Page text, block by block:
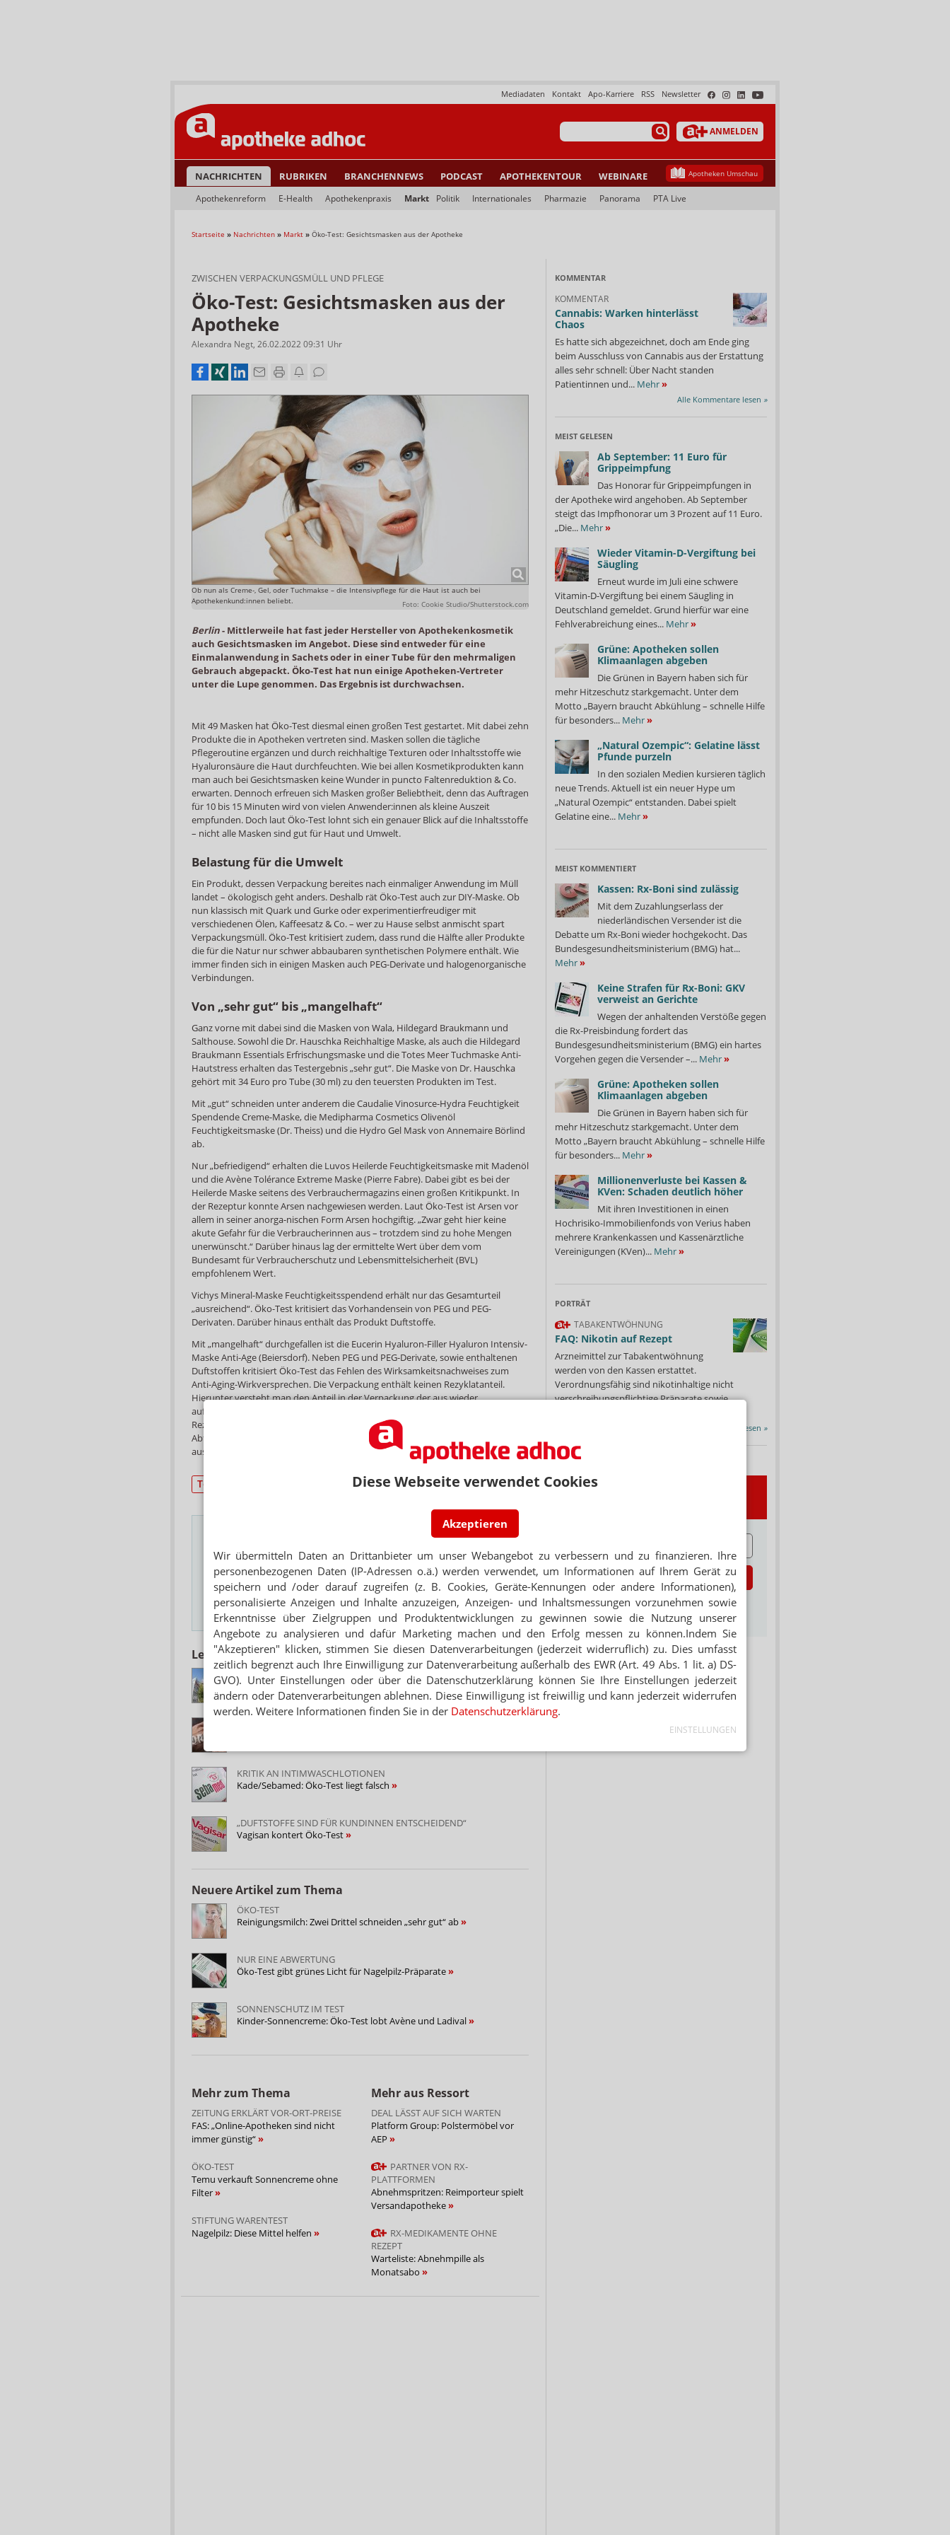
Diese Webseite verwendet Cookies
Akzeptieren
Wir übermitteln Daten an Drittanbieter um unser Webangebot zu verbessern und zu finanzieren. Ihre
personenbezogenen Daten (IP-Adressen o.ä.) werden verwendet, um Informationen auf Ihrem Gerät zu
speichern und /oder darauf zugreifen (z. B. Cookies, Geräte-Kennungen oder andere Informationen),
personalisierte Anzeigen und Inhalte anzuzeigen, Anzeigen- und Inhaltsmessungen vorzunehmen sowie
Erkenntnisse über Zielgruppen und Produktentwicklungen zu gewinnen sowie die Nutzung unserer
Angebote zu analysieren und dafür Marketing machen und den Erfolg messen zu können.Indem Sie
"Akzeptieren" klicken, stimmen Sie diesen Datenverarbeitungen (jederzeit widerruflich) zu. Dies umfasst
zeitlich begrenzt auch Ihre Einwilligung zur Datenverarbeitung außerhalb des EWR (Art. 49 Abs. 1 lit. a) DS-
GVO). Unter Einstellungen oder über die Datenschutzerklärung können Sie Ihre Einstellungen jederzeit
ändern oder Datenverarbeitungen ablehnen. Diese Einwilligung ist freiwillig und kann jederzeit widerrufen
werden. Weitere Informationen finden Sie in der Datenschutzerklärung.
EINSTELLUNGEN
Newsletter
RSS
Apo-Karriere
Kontakt
Mediadaten
ANMELDEN
NACHRICHTEN RUBRIKEN BRANCHENNEWS PODCAST APOTHEKENTOUR WEBINARE Apotheken Umschau
Apothekenreform E-Health Apothekenpraxis Markt Politik Internationales Pharmazie Panorama PTA Live
Startseite » Nachrichten » Markt » Öko-Test: Gesichtsmasken aus der Apotheke
ZWISCHEN VERPACKUNGSMÜLL UND PFLEGE
Öko-Test: Gesichtsmasken aus der
Apotheke
Alexandra Negt, 26.02.2022 09:31 Uhr
Ob nun als Creme-, Gel, oder Tuchmakse – die Intensivpflege für die Haut ist auch bei
Apothekenkund:innen beliebt.
Foto: Cookie Studio/Shutterstock.com
Berlin- Mittlerweile hat fast jeder Hersteller von Apothekenkosmetik
auch Gesichtsmasken im Angebot. Diese sind entweder für eine
Einmalanwendung in Sachets oder in einer Tube für den mehrmaligen
Gebrauch abgepackt. Öko-Test hat nun einige Apotheken-Vertreter
unter die Lupe genommen. Das Ergebnis ist durchwachsen.
Mit 49 Masken hat Öko-Test diesmal einen großen Test gestartet. Mit dabei zehn
Produkte die in Apotheken vertreten sind. Masken sollen die tägliche
Pflegeroutine ergänzen und durch reichhaltige Texturen oder Inhaltsstoffe wie
Hyaluronsäure die Haut durchfeuchten. Wie bei allen Kosmetikprodukten kann
man auch bei Gesichtsmasken keine Wunder in puncto Faltenreduktion & Co.
erwarten. Dennoch erfreuen sich Masken großer Beliebtheit, denn das Auftragen
für 10 bis 15 Minuten wird von vielen Anwender:innen als kleine Auszeit
empfunden. Doch laut Öko-Test lohnt sich ein genauer Blick auf die Inhaltsstoffe
– nicht alle Masken sind gut für Haut und Umwelt.
Belastung für die Umwelt
Ein Produkt, dessen Verpackung bereites nach einmaliger Anwendung im Müll
landet – ökologisch geht anders. Deshalb rät Öko-Test auch zur DIY-Maske. Ob
nun klassisch mit Quark und Gurke oder experimentierfreudiger mit
verschiedenen Ölen, Kaffeesatz & Co. – wer zu Hause selbst anmischt spart
Verpackungsmüll. Öko-Test kritisiert zudem, dass rund die Hälfte aller Produkte
die für die Natur nur schwer abbaubaren synthetischen Polymere enthält. Wie
immer finden sich in einigen Masken auch PEG-Derivate und halogenorganische
Verbindungen.
Von „sehr gut“ bis „mangelhaft“
Ganz vorne mit dabei sind die Masken von Wala, Hildegard Braukmann und
Salthouse. Sowohl die Dr. Hauschka Reichhaltige Maske, als auch die Hildegard
Braukmann Essentials Erfrischungsmaske und die Totes Meer Tuchmaske Anti-
Hautstress erhalten das Testergebnis „sehr gut“. Die Maske von Dr. Hauschka
gehört mit 34 Euro pro Tube (30 ml) zu den teuersten Produkten im Test.
Mit „gut“ schneiden unter anderem die Caudalie Vinosurce-Hydra Feuchtigkeit
Spendende Creme-Maske, die Medipharma Cosmetics Olivenöl
Feuchtigkeitsmaske (Dr. Theiss) und die Hydro Gel Mask von Annemaire Börlind
ab.
Nur „befriedigend“ erhalten die Luvos Heilerde Feuchtigkeitsmaske mit Madenöl
und die Avène Tolérance Extreme Maske (Pierre Fabre). Dabei gibt es bei der
Heilerde Maske seitens des Verbrauchermagazins einen großen Kritikpunkt. In
der Rezeptur konnte Arsen nachgewiesen werden. Laut Öko-Test ist Arsen vor
allem in seiner anorga-nischen Form Arsen hochgiftig. „Zwar geht hier keine
akute Gefahr für die Verbraucherinnen aus – trotzdem sind zu hohe Mengen
unerwünscht.“ Darüber hinaus lag der ermittelte Wert über dem vom
Bundesamt für Verbraucherschutz und Lebensmittelsicherheit (BVL)
empfohlenem Wert.
Vichys Mineral-Maske Feuchtigkeitsspendend erhält nur das Gesamturteil
„ausreichend“. Öko-Test kritisiert das Vorhandensein von PEG und PEG-
Derivaten. Darüber hinaus enthält das Produkt Duftstoffe.
Mit „mangelhaft“ durchgefallen ist die Eucerin Hyaluron-Filler Hyaluron Intensiv-
Maske Anti-Age (Beiersdorf). Neben PEG und PEG-Derivate, sowie enthaltenen
Duftstoffen kritisiert Öko-Test das Fehlen des Wirksamkeitsnachweises zum
Anti-Aging-Wirkversprechen. Die Verpackung enthält keinen Rezyklatanteil.
Hierunter versteht man den Anteil in der Verpackung der aus wieder
aufbereitetem Kunststoff besteht. Dabei existieren zwei Gruppen von
Rezyklaten: Zum einen gibt es die Post Industrial Rezyklate, die aus industriellen
Abfällen gewonnen werden und zum anderen die Post Consumer Rezyklate, die
aus Abfällen von Endverbrauchern gewonnen werden.
Testurteile
Das Wichtigste des Tages direkt in Ihr Postfach. Kostenlos!
E-MAIL ADRESSE
Jetzt
abonnieren
Hinweis zum Newsletter & Datenschutz
Lesen Sie auch
BGH FORDERT SCHADENERSATZ
Öko-Test: Liebe muss Gewinn abgeben
KRITIK AN INTIMWASCHLOTIONEN
Kade/Sebamed: Öko-Test liegt falsch
„DUFTSTOFFE SIND FÜR KUNDINNEN ENTSCHEIDEND“
Vagisan kontert Öko-Test
Neuere Artikel zum Thema
ÖKO-TEST
Reinigungsmilch: Zwei Drittel schneiden „sehr gut“ ab
NUR EINE ABWERTUNG
Öko-Test gibt grünes Licht für Nagelpilz-Präparate
SONNENSCHUTZ IM TEST
Kinder-Sonnencreme: Öko-Test lobt Avène und Ladival
Mehr zum Thema
ZEITUNG ERKLÄRT VOR-ORT-PREISE
FAS: „Online-Apotheken sind nicht
immer günstig“
ÖKO-TEST
Temu verkauft Sonnencreme ohne
Filter
STIFTUNG WARENTEST
Nagelpilz: Diese Mittel helfen
Mehr aus Ressort
DEAL LÄSST AUF SICH WARTEN
Platform Group: Polstermöbel vor
AEP
PARTNER VON RX-
PLATTFORMEN
Abnehmspritzen: Reimporteur spielt
Versandapotheke
RX-MEDIKAMENTE OHNE
REZEPT
Warteliste: Abnehmpille als
Monatsabo
KOMMENTAR
KOMMENTAR
Cannabis: Warken hinterlässt
Chaos
Es hatte sich abgezeichnet, doch am Ende ging
beim Ausschluss von Cannabis aus der Erstattung
alles sehr schnell: Über Nacht standen
Patientinnen und... Mehr»
Alle Kommentare lesen »
MEIST GELESEN
Ab September: 11 Euro für
Grippeimpfung
Das Honorar für Grippeimpfungen in
der Apotheke wird angehoben. Ab September
steigt das Impfhonorar um 3 Prozent auf 11 Euro.
„Die... Mehr»
Wieder Vitamin-D-Vergiftung bei
Säugling
Erneut wurde im Juli eine schwere
Vitamin-D-Vergiftung bei einem Säugling in
Deutschland gemeldet. Grund hierfür war eine
Fehlverabreichung eines... Mehr»
Grüne: Apotheken sollen
Klimaanlagen abgeben
Die Grünen in Bayern haben sich für
mehr Hitzeschutz starkgemacht. Unter dem
Motto „Bayern braucht Abkühlung – schnelle Hilfe
für besonders... Mehr»
„Natural Ozempic“: Gelatine lässt
Pfunde purzeln
In den sozialen Medien kursieren täglich
neue Trends. Aktuell ist ein neuer Hype um
„Natural Ozempic“ entstanden. Dabei spielt
Gelatine eine... Mehr»
MEIST KOMMENTIERT
Kassen: Rx-Boni sind zulässig
Mit dem Zuzahlungserlass der
niederländischen Versender ist die
Debatte um Rx-Boni wieder hochgekocht. Das
Bundesgesundheitsministerium (BMG) hat...
Mehr»
Keine Strafen für Rx-Boni: GKV
verweist an Gerichte
Wegen der anhaltenden Verstöße gegen
die Rx-Preisbindung fordert das
Bundesgesundheitsministerium (BMG) ein hartes
Vorgehen gegen die Versender –... Mehr»
Grüne: Apotheken sollen
Klimaanlagen abgeben
Die Grünen in Bayern haben sich für
mehr Hitzeschutz starkgemacht. Unter dem
Motto „Bayern braucht Abkühlung – schnelle Hilfe
für besonders... Mehr»
Millionenverluste bei Kassen &
KVen: Schaden deutlich höher
Mit ihren Investitionen in einen
Hochrisiko-Immobilienfonds von Verius haben
mehrere Krankenkassen und Kassenärztliche
Vereinigungen (KVen)... Mehr»
PORTRÄT
TABAKENTWÖHNUNG
FAQ: Nikotin auf Rezept
Arzneimittel zur Tabakentwöhnung
werden von den Kassen erstattet.
Verordnungsfähig sind nikotinhaltige nicht
verschreibungspflichtige Präparate sowie...
Alle Porträts lesen »
Jetzt abonnieren
Hinweis zum Newsletter &
Datenschutz